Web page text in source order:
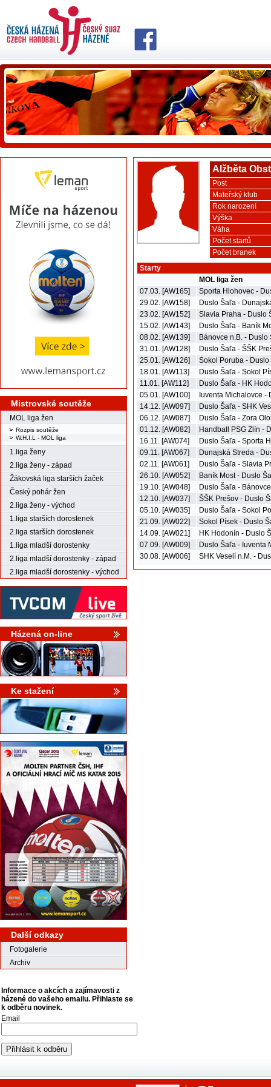
Mistrovské soutěže
MOL liga žen
Rozpis soutěže
W.H.I.L - MOL liga
1.liga ženy
2.liga ženy - západ
Žákovská liga starších žaček
Český pohár žen
2.liga ženy - východ
1.liga starších dorostenek
2.liga starších dorostenek
1.liga mladší dorostenky
2.liga mladší dorostenky - západ
2.liga mladší dorostenky - východ
Házená on-line
Ke stažení
Další odkazy
Fotogalerie
Archiv
Informace o akcích a zajímavosti z
házené do vašeho emailu. Přihlaste se
k odběru novinek.
Email
Alžběta
Post
Mateřský klub
Rok narození
Výška
Váha
Počet startů
Počet branek
Starty
MOL liga žen
07.03. [AW165]
Sporta Hlohovec -
29.02. [AW158]
Duslo Šaľa -
23.02. [AW152]
Slavia Praha - Duslo
15.02. [AW143]
Duslo Šaľa - Baník
08.02. [AW139]
Bánovce n.B. - Duslo
31.01. [AW128]
Duslo Šaľa - ŠŠK
25.01. [AW126]
Sokol Poruba -
18.01. [AW113]
Duslo Šaľa - Sokol
11.01. [AW112]
Duslo Šaľa - HK
05.01. [AW100]
Iuventa Michalovce -
14.12. [AW097]
Duslo Šaľa - SHK
06.12. [AW087]
Duslo Šaľa - Zora
01.12. [AW082]
Handball PSG Zlín -
16.11. [AW074]
Duslo Šaľa - Sporta
09.11. [AW067]
Dunajská Streda -
02.11. [AW061]
Duslo Šaľa - Slavia
26.10. [AW052]
Baník Most - Duslo
19.10. [AW048]
Duslo Šaľa -
12.10. [AW037]
ŠŠK Prešov - Duslo
05.10. [AW035]
Duslo Šaľa - Sokol
21.09. [AW022]
Sokol Písek - Duslo
14.09. [AW021]
HK Hodonín - Duslo
07.09. [AW009]
Duslo Šaľa - Iuventa
30.08. [AW006]
SHK Veselí n.M. -